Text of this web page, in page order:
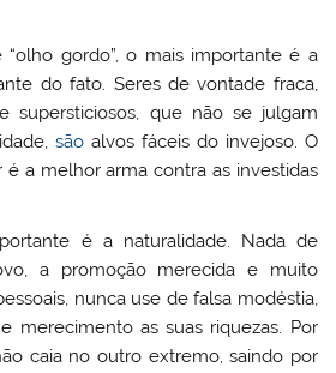
gordo”, o mais importante é a
do fato. Seres de vontade fraca,
supersticiosos, que não se julgam
são alvos fáceis do invejoso. O
a melhor arma contra as investidas
é a naturalidade. Nada de
a promoção merecida e muito
nunca use de falsa modéstia,
merecimento as suas riquezas. Por
caia no outro extremo, saindo por